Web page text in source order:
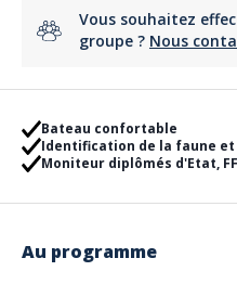
Vous souhaitez
groupe ? Nous
Bateau confortable
Identification de la faune
Moniteur diplômés d'Etat,
Au programme